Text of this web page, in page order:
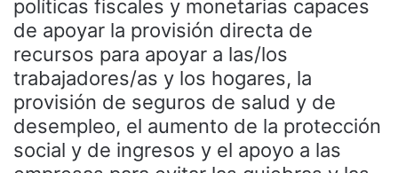
políticas fiscales y monetarias capaces
de apoyar la provisión directa de
recursos para apoyar a las/los
trabajadores/as y los hogares, la
provisión de seguros de salud y de
desempleo, el aumento de la protección
social y de ingresos y el apoyo a las